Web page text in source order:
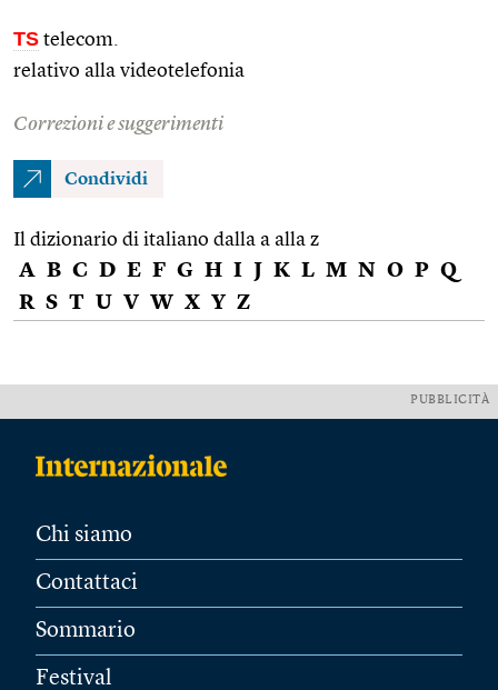
TS telecom.
relativo alla videotelefonia
Correzioni e suggerimenti
Condividi
Il dizionario di italiano dalla a alla z
A B C D E F G H I J K L M N O P Q
R S T U V W X Y Z
PUBBLICITÀ
Chi siamo
Contattaci
Sommario
Festival